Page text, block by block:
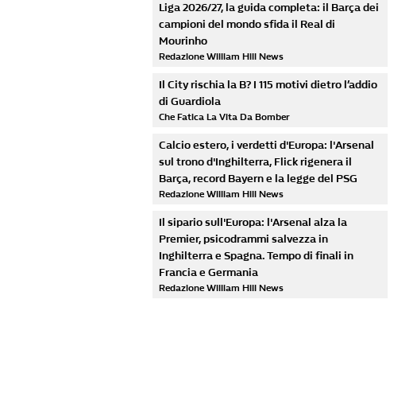
Liga 2026/27, la guida completa: il Barça dei
campioni del mondo sfida il Real di
Mourinho
Redazione William Hill News
Il City rischia la B? I 115 motivi dietro l’addio
di Guardiola
Che Fatica La Vita Da Bomber
Calcio estero, i verdetti d'Europa: l'Arsenal
sul trono d'Inghilterra, Flick rigenera il
Barça, record Bayern e la legge del PSG
Redazione William Hill News
Il sipario sull'Europa: l'Arsenal alza la
Premier, psicodrammi salvezza in
Inghilterra e Spagna. Tempo di finali in
Francia e Germania
Redazione William Hill News